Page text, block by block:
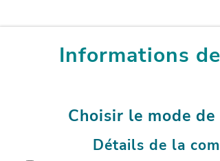
Informations
Choisir le mode
Détails de la